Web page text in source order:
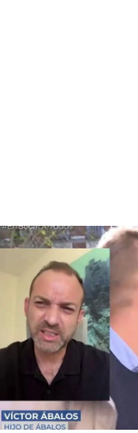
Víctor Ábalos, sobre
PUEDE INTERESARTE
Víctor Ábalos,
normal que no
ni un informe?”
Claudia asegura
estuvo al lado del